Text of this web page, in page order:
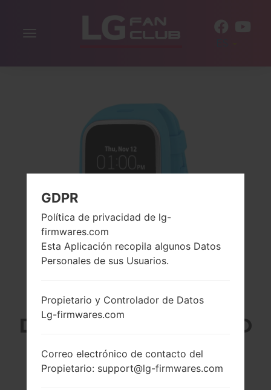
Alternar
LG VC110B (LGVC110B)
DE LA SERIE LG GIZMO
PAL 2
GDPR
Política de privacidad de lg-
firmwares.com
Esta Aplicación recopila algunos Datos
Personales de sus Usuarios.
Propietario y Controlador de Datos
Lg-firmwares.com
Correo electrónico de contacto del
Propietario: support@lg-firmwares.com